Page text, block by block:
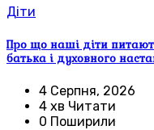
Діти
Про що наші діти
батька і духовного
4 Серпня, 2026
4 хв Читати
0 Поширили